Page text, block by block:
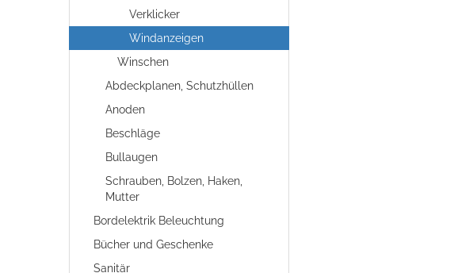
Verklicker
Windanzeigen
Winschen
Abdeckplanen, Schutzhüllen
Anoden
Beschläge
Bullaugen
Schrauben, Bolzen, Haken,
Mutter
Bordelektrik Beleuchtung
Bücher und Geschenke
Sanitär